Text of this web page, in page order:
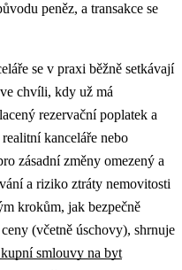
peněz, a transakce se
se v praxi běžně setkávají
chvíli, kdy už má
rezervační poplatek a
kanceláře nebo
zásadní změny omezený a
a riziko ztráty nemovitosti
krokům, jak bezpečně
(včetně úschovy), shrnuje
kupní smlouvy na byt